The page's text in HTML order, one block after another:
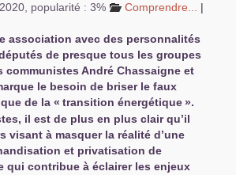
popularité : 3% Comprendre... |
association avec des personnalités
de presque tous les groupes
communistes André Chassaigne et
le besoin de briser le faux
de la « transition énergétique».
il est de plus en plus clair qu’il
visant à masquer la réalité d’une
et privatisation de
qui contribue à éclairer les enjeux